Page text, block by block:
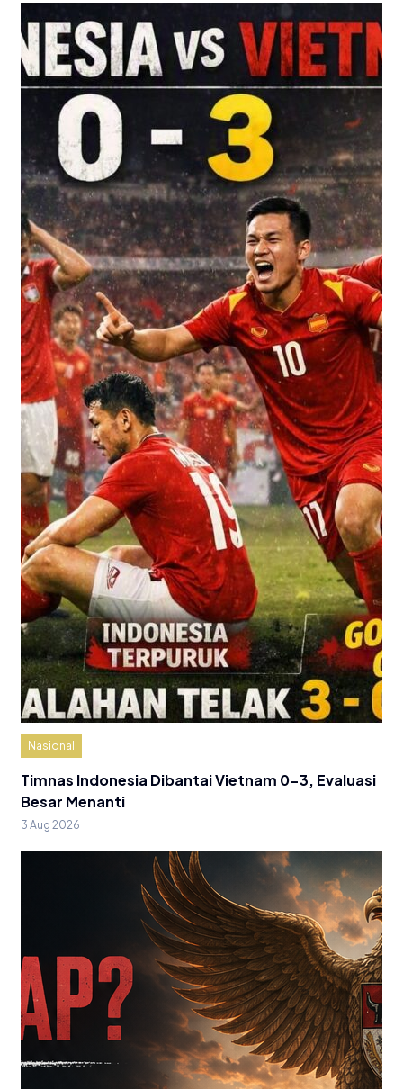
Nasional
Timnas Indonesia Dibantai Vietnam 0-3, Evaluasi
Besar Menanti
3 Aug 2026